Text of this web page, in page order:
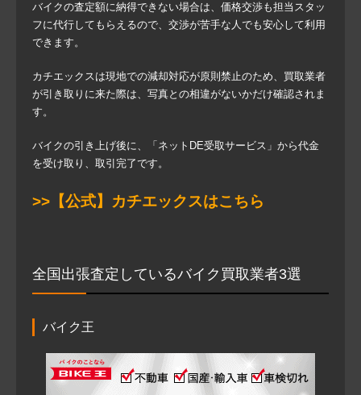
バイクの査定額に納得できない場合は、価格交渉も担当スタッ
フに代行してもらえるので、交渉が苦手な人でも安心して利用
できます。
カチエックスは現地での減却対応が原則禁止のため、買取業者
が引き取りに来た際は、写真との相違がないかだけ確認されま
す。
バイクの引き上げ後に、「ネットDE受取サービス」から代金
を受け取り、取引完了です。
>>【公式】カチエックスはこちら
全国出張査定しているバイク買取業者3選
バイク王